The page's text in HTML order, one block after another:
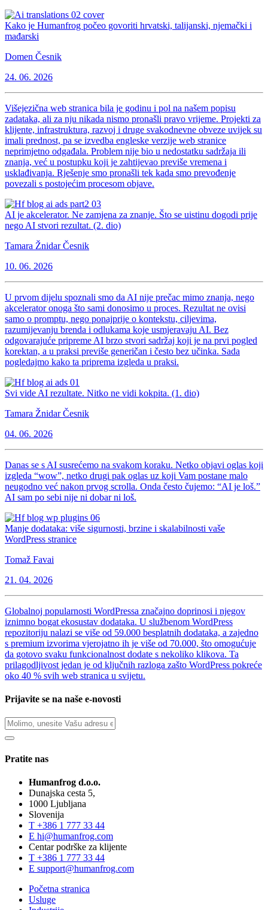
Kako je Humanfrog počeo govoriti hrvatski, talijanski, njemački i
mađarski
Domen Česnik
24. 06. 2026
Višejezična web stranica bila je godinu i pol na našem popisu
zadataka, ali za nju nikada nismo pronašli pravo vrijeme. Projekti za
klijente, infrastruktura, razvoj i druge svakodnevne obveze uvijek su
imali prednost, pa se izvedba engleske verzije web stranice
neprimjetno odgađala. Problem nije bio u nedostatku sadržaja ili
znanja, već u postupku koji je zahtijevao previše vremena i
usklađivanja. Rješenje smo pronašli tek kada smo prevođenje
povezali s postojećim procesom objave.
AI je akcelerator. Ne zamjena za znanje. Što se uistinu dogodi prije
nego AI stvori rezultat. (2. dio)
Tamara Žnidar Česnik
10. 06. 2026
U prvom dijelu spoznali smo da AI nije prečac mimo znanja, nego
akcelerator onoga što sami donosimo u proces. Rezultat ne ovisi
samo o promptu, nego ponajprije o kontekstu, ciljevima,
razumijevanju brenda i odlukama koje usmjeravaju AI. Bez
odgovarajuće pripreme AI brzo stvori sadržaj koji je na prvi pogled
korektan, a u praksi previše generičan i često bez učinka. Sada
pogledajmo kako ta priprema izgleda u praksi.
Svi vide AI rezultate. Nitko ne vidi kokpita. (1. dio)
Tamara Žnidar Česnik
04. 06. 2026
Danas se s AI susrećemo na svakom koraku. Netko objavi oglas koji
izgleda “wow”, netko drugi pak oglas uz koji Vam postane malo
neugodno već nakon prvog scrolla. Onda često čujemo: “AI je loš.”
AI sam po sebi nije ni dobar ni loš.
Manje dodataka: više sigurnosti, brzine i skalabilnosti vaše
WordPress stranice
Tomaž Favai
21. 04. 2026
Globalnoj popularnosti WordPressa značajno doprinosi i njegov
iznimno bogat ekosustav dodataka. U službenom WordPress
repozitoriju nalazi se više od 59.000 besplatnih dodataka, a zajedno
s premium izvorima vjerojatno ih je više od 70.000, što omogućuje
da gotovo svaku funkcionalnost dodate s nekoliko klikova. Ta
prilagodljivost jedan je od ključnih razloga zašto WordPress pokreće
oko 40 % svih web stranica u svijetu.
Prijavite se na naše e-novosti
Pratite nas
Humanfrog d.o.o.
Dunajska cesta 5,
1000 Ljubljana
Slovenija
T +386 1 777 33 44
E hi@humanfrog.com
Centar podrške za klijente
T +386 1 777 33 44
E support@humanfrog.com
Početna stranica
Usluge